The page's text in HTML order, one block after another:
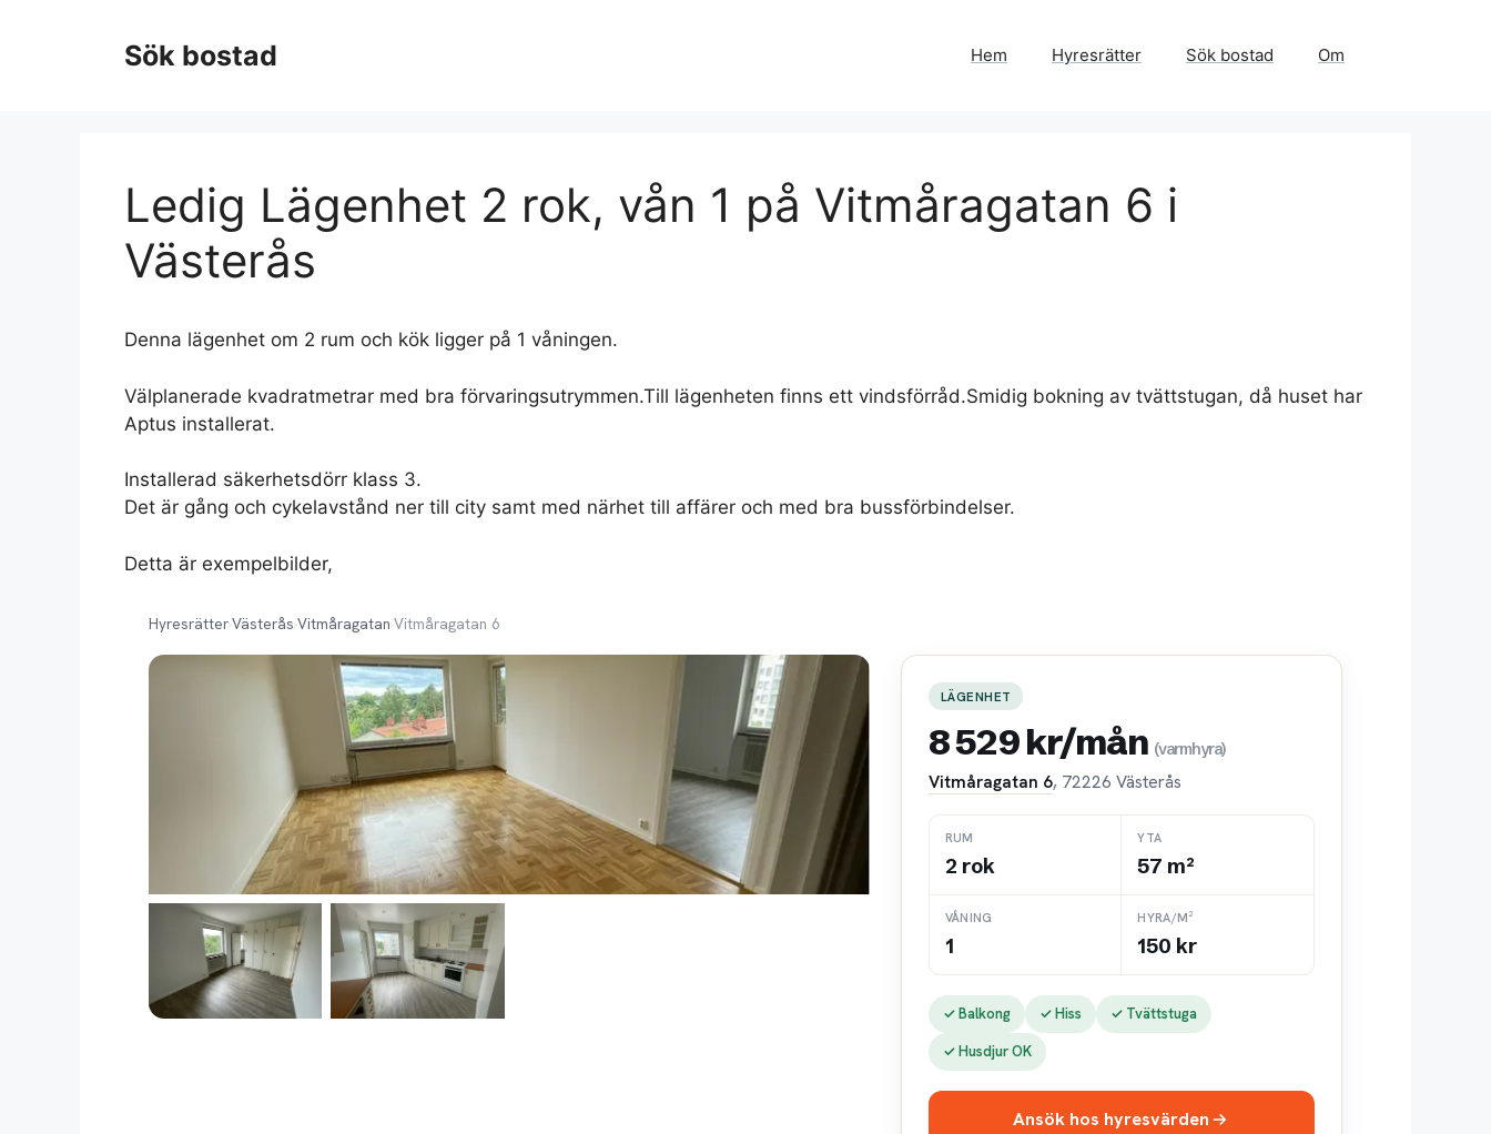
Sök bostad Hem Hyresrätter Sök bostad Om
Ledig Lägenhet 2 rok, vån 1 på Vitmåragatan 6 i
Västerås
Denna lägenhet om 2 rum och kök ligger på 1 våningen.
Välplanerade kvadratmetrar med bra förvaringsutrymmen.Till lägenheten finns ett vindsförråd.Smidig bokning av tvättstugan, då huset har
Aptus installerat.
Installerad säkerhetsdörr klass 3.
Det är gång och cykelavstånd ner till city samt med närhet till affärer och med bra bussförbindelser.
Detta är exempelbilder,
Hyresrätter›Västerås›Vitmåragatan›Vitmåragatan 6
LÄGENHET
8 529 kr/mån (varmhyra)
Vitmåragatan 6, 72226 Västerås
RUM
2 rok
YTA
57 m²
VÅNING
1
HYRA/M²
150 kr
✓ Balkong ✓ Hiss
✓ Tvättstuga
✓ Husdjur OK
Ansök hos hyresvärden